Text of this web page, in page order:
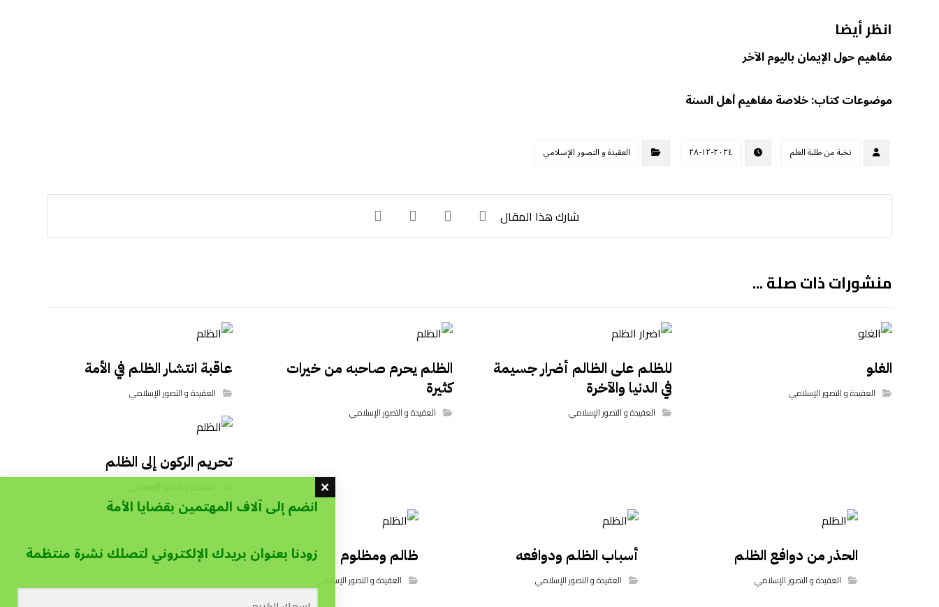
انظر أيضا
مفاهيم حول الإيمان باليوم الآخر
موضوعات كتاب: خلاصة مفاهيم أهل السنة
نخبة من طلبة العلم ٢٠٢٤-١٢-٢٨ العقيدة و التصور الإسلامي
منشورات ذات صلة ...
الغلو
العقيدة و التصور الإسلامي
للظلم على الظالم أضرار جسيمة
في الدنيا والآخرة
العقيدة و التصور الإسلامي
الظلم يحرم صاحبه من خيرات
كثيرة
العقيدة و التصور الإسلامي
عاقبة انتشار الظلم في الأمة
العقيدة و التصور الإسلامي
تحريم الركون إلى الظلم
الحذر من دوافع الظلم
العقيدة و التصور الإسلامي
أسباب الظلم ودوافعه
العقيدة و التصور الإسلامي
ظالم ومظلوم
العقيدة و التصور الإسلامي
انضم إلى آلاف المهتمين بقضايا الأمة
زودنا بعنوان بريدك الإلكتروني لتصلك نشرة منتظمة